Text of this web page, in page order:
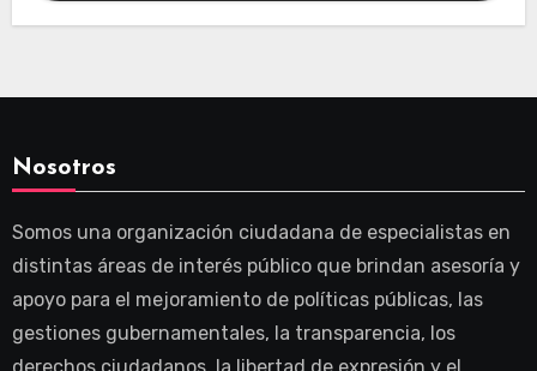
Nosotros
Somos una organización ciudadana de especialistas en
distintas áreas de interés público que brindan asesoría y
apoyo para el mejoramiento de políticas públicas, las
gestiones gubernamentales, la transparencia, los